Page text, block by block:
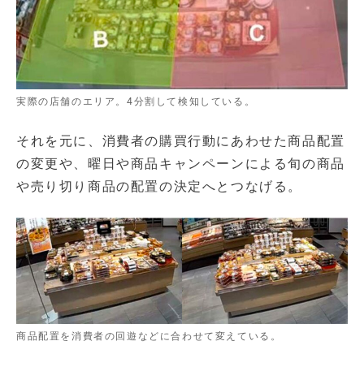
実際の店舗のエリア。4分割して検知している。
それを元に、消費者の購買行動にあわせた商品配置
の変更や、曜日や商品キャンペーンによる旬の商品
や売り切り商品の配置の決定へとつなげる。
商品配置を消費者の回遊などに合わせて変えている。